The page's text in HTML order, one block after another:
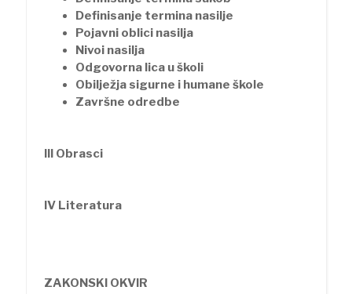
Definisanje termina nasilje
Pojavni oblici nasilja
Nivoi nasilja
Odgovorna lica u školi
Obilježja sigurne i humane škole
Završne odredbe
III Obrasci
IV Literatura
ZAKONSKI OKVIR